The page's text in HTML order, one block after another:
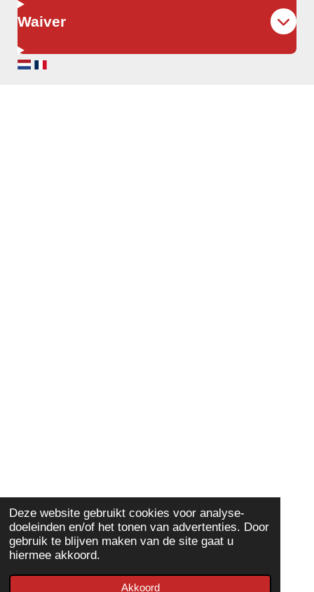
Deze website gebruikt cookies voor analyse-
doeleinden en/of het tonen van advertenties. Door
gebruik te blijven maken van de site gaat u
hiermee akkoord.
Akkoord
Waiver